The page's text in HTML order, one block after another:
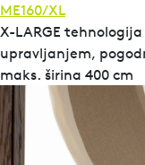
ME160/XL
X-LARGE
upravljanjem,
maks. širina 400 cm